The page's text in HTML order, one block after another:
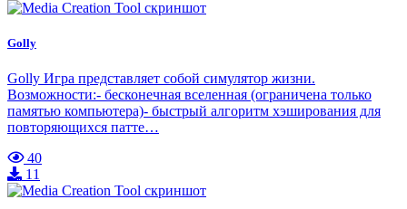
Golly
Golly Игра представляет собой симулятор жизни.
Возможности:- бесконечная вселенная (ограничена только
памятью компьютера)- быстрый алгоритм хэширования для
повторяющихся патте…
40
11